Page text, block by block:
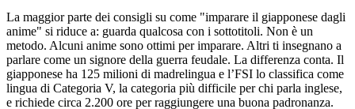
La maggior parte dei consigli su come "imparare il giapponese dagli
anime" si riduce a: guarda qualcosa con i sottotitoli. Non è un
metodo. Alcuni anime sono ottimi per imparare. Altri ti insegnano a
parlare come un signore della guerra feudale. La differenza conta. Il
giapponese ha 125 milioni di madrelingua e l’FSI lo classifica come
lingua di Categoria V, la categoria più difficile per chi parla inglese,
e richiede circa 2.200 ore per raggiungere una buona padronanza.